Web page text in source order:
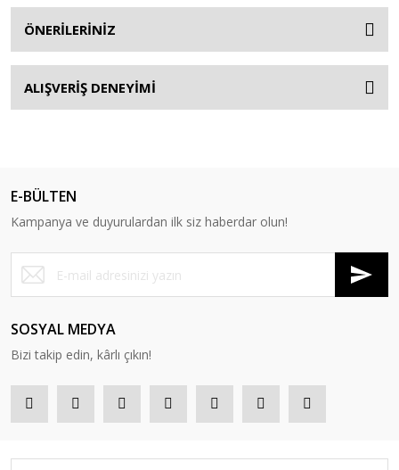
ÖNERİLERİNİZ
ALIŞVERİŞ DENEYİMİ
E-BÜLTEN
Kampanya ve duyurulardan ilk siz haberdar olun!
SOSYAL MEDYA
Bizi takip edin, kârlı çıkın!